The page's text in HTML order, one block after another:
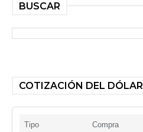
BUSCAR
COTIZACIÓN DEL DÓLAR
Tipo Compra